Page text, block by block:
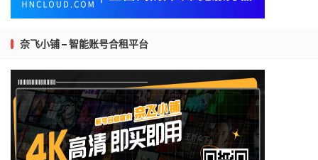
奈飞小铺 – 智能账号合租平台